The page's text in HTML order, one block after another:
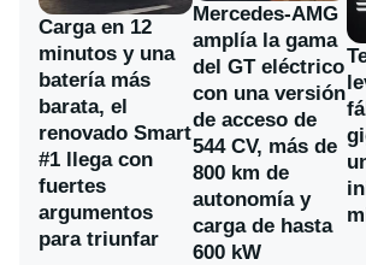
Carga en 12
minutos y una
batería más
barata, el
renovado Smart
#1 llega con
fuertes
argumentos
para triunfar
Mercedes-AMG
amplía la gama
del GT eléctrico
con una versión
de acceso de
544 CV, más de
800 km de
autonomía y
carga de hasta
600 kW